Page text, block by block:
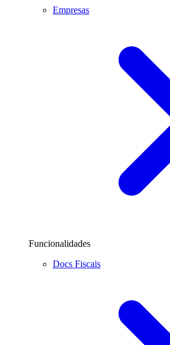
Empresas
Funcionalidades
Docs Fiscais